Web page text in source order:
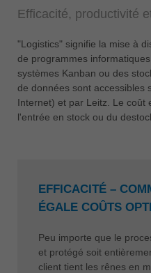
Efficacité, productivité
"Logistics" signifie la mise à
de programmes
systèmes Kanban ou des
de données sont accessibles
Internet) et par Leitz. Le coût
l'entrée en stock ou du
EFFICACITÉ –
ÉGALE COÛTS
Peu importe que le
et protégé soit
client tient les rênes en